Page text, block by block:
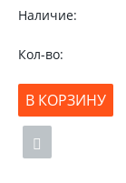
Наличие:
Кол-во:
В КОРЗИНУ